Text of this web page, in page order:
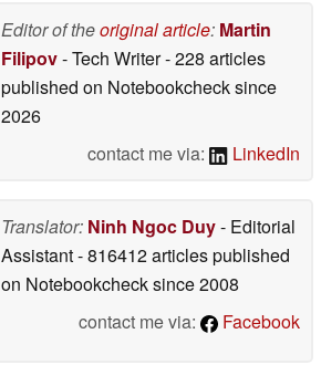
Editor of theoriginal article: Martin
Filipov- Tech Writer- 228 articles
published on Notebookchecksince
2026
contact me via:
LinkedIn
Translator: Ninh Ngoc Duy- Editorial
Assistant- 816412 articles published
on Notebookchecksince 2008
contact me via:
Facebook